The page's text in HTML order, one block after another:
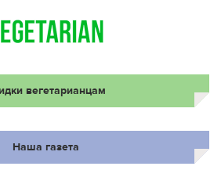
вегетарианцам
Наша газета